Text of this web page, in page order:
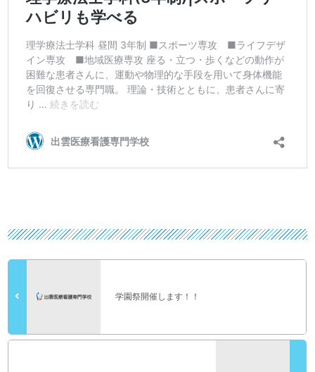
学園祭開催します！！